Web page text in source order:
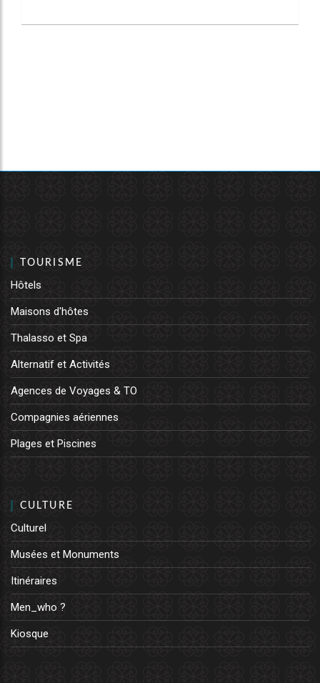
TOURISME
Hôtels
Maisons d'hôtes
Thalasso et Spa
Alternatif et Activités
Agences de Voyages & TO
Compagnies aériennes
Plages et Piscines
CULTURE
Culturel
Musées et Monuments
Itinéraires
Men_who ?
Kiosque